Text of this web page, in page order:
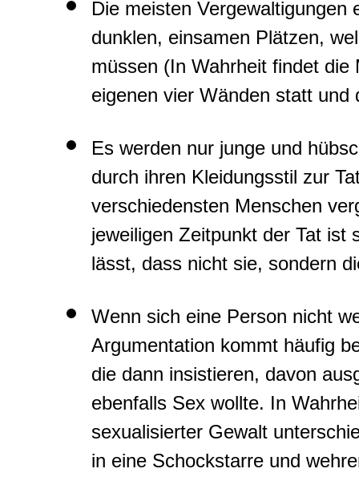
Die meisten
dunklen, einsamen Plätzen,
müssen (In Wahrheit findet die
eigenen vier Wänden statt
Es werden nur junge und
durch ihren Kleidungsstil zur
verschiedensten Menschen
jeweiligen Zeitpunkt der Tat ist
lässt, dass nicht sie, sondern
Wenn sich eine Person nicht
Argumentation kommt häufig
die dann insistieren, davon
ebenfalls Sex wollte. In
sexualisierter Gewalt
in eine Schockstarre und